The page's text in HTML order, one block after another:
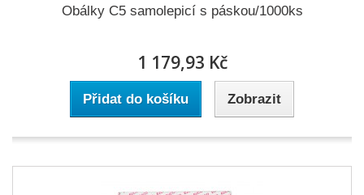
Obálky C5 samolepicí s páskou/1000ks
1 179,93 Kč
Přidat do košíku Zobrazit